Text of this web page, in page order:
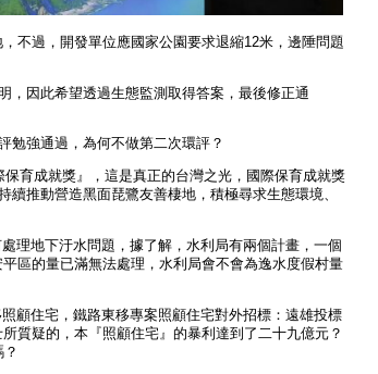
不過，開發單位應國家公園要求退縮12米，邊陲問題
，因此希望透過生態監測取得答案，最後修正通
勉強通過，為何不做第二次環評？
育成就獎』，這是真正的台灣之光，國際保育成就獎
推動營造黑面琵鷺友善棲地，積極尋求生態環境、
理地下汙水問題，據了解，水利局有兩個計畫，一個
區的量已滿無法處理，水利局會不會為逸水度假村量
顧住宅，鐵路東移專案照顧住宅對外招標：遠雄投標
質疑的，本『照顧住宅』的暴利達到了二十九億元？